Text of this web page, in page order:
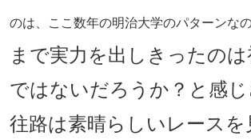
のは、ここ数年の明治大学のパターンなの
まで実力を出しきったの
ではないだろうか？と感
往路は素晴らしいレース